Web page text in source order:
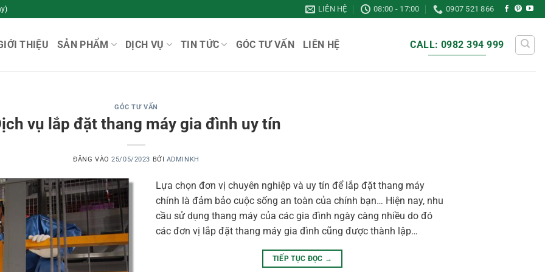
LIÊN HỆ 08:00 - 17:00 0907 521 866
THIỆU SẢN PHẨM DỊCH VỤ TIN TỨC GÓC TƯ VẤN LIÊN HỆ CALL: 0982 394 999
GÓC TƯ VẤN
vụ lắp đặt thang máy gia đình uy tín
ĐĂNG VÀO25/05/2023 BỞI ADMINKH
Lựa chọn đơn vị chuyên nghiệp và uy tín để lắp đặt thang máy
chính là đảm bảo cuộc sống an toàn của chính bạn… Hiện nay, nhu
cầu sử dụng thang máy của các gia đình ngày càng nhiều do đó
các đơn vị lắp đặt thang máy gia đình cũng được thành lập…
TIẾP TỤC ĐỌC →